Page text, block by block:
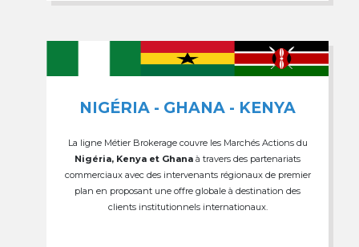
NIGÉRIA - GHANA - KENYA
La ligne Métier Brokerage couvre les Marchés Actions du
Nigéria, Kenya et Ghana à travers des partenariats
commerciaux avec des intervenants régionaux de premier
plan en proposant une offre globale à destination des
clients institutionnels internationaux.